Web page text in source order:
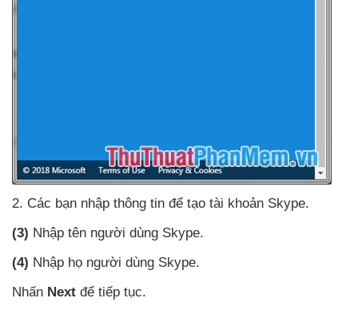
2. Các bạn nhập thông tin để tạo tài khoản Skype.
(3) Nhập tên người dùng Skype.
(4) Nhập họ người dùng Skype.
Nhấn Next để tiếp tục.